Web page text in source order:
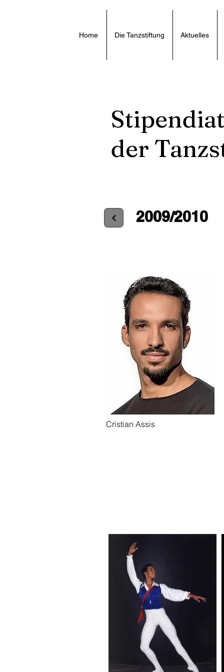
Home Die Tanzstiftung Aktuelles
der
2009/2010
Cristian Assis